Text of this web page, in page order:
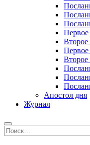
Апостол дня
Журнал
Найти: